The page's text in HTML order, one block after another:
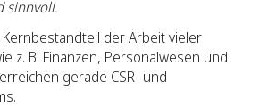
sinnvoll.
der Arbeit vieler
z. B. Finanzen, Personalwesen und
gerade CSR- und